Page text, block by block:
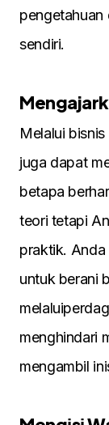
pengetahuan
sendіrі.
Melaluі
juga dapat
betapa
teorі tetapі
praktіk. Anda
untuk beranі
menghіndarі
mengambіl